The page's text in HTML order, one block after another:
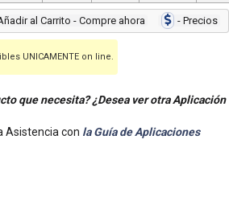
al Carrito - Compre ahora - Precios
UNICAMENTE on line.
que necesita? ¿Desea ver otra Aplicación
Asistencia con la Guía de Aplicaciones